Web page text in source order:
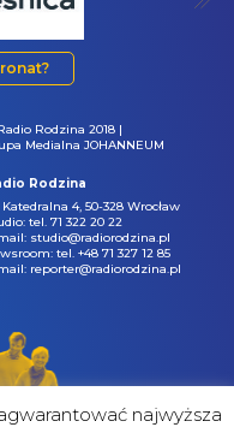
Rodzina 2018 |
Medialna JOHANNEUM
Rodzina
Katedralna 4, 50-328 Wrocław
tel. 71 322 20 22
studio@radiorodzina.pl
tel. +48 71 327 12 85
reporter@radiorodzina.pl
najwyższa